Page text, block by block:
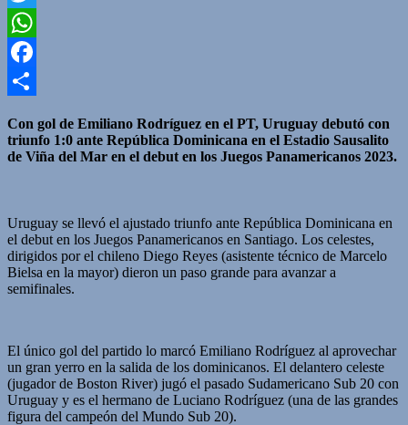
Twitter
WhatsApp
Facebook
Con gol de Emiliano Rodríguez en el PT, Uruguay debutó con
triunfo 1:0 ante República Dominicana en el Estadio Sausalito
de Viña del Mar en el debut en los Juegos Panamericanos 2023.
Uruguay se llevó el ajustado triunfo ante República Dominicana en
el debut en los Juegos Panamericanos en Santiago. Los celestes,
dirigidos por el chileno Diego Reyes (asistente técnico de Marcelo
Bielsa en la mayor) dieron un paso grande para avanzar a
semifinales.
El único gol del partido lo marcó Emiliano Rodríguez al aprovechar
un gran yerro en la salida de los dominicanos. El delantero celeste
(jugador de Boston River) jugó el pasado Sudamericano Sub 20 con
Uruguay y es el hermano de Luciano Rodríguez (una de las grandes
figura del campeón del Mundo Sub 20).